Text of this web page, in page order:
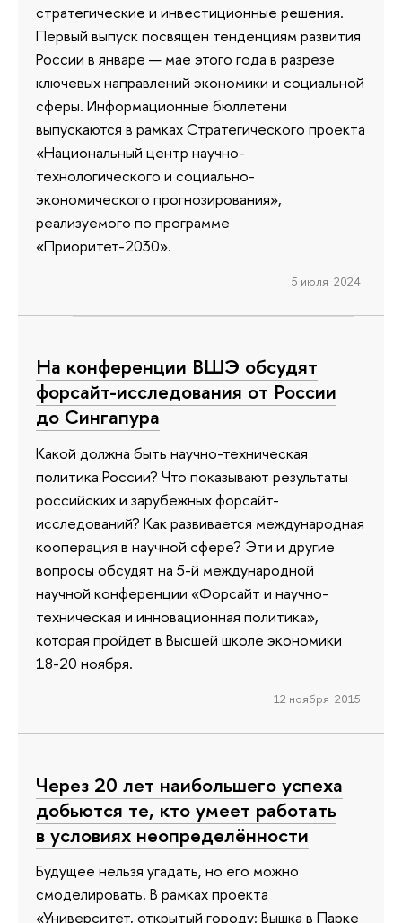
стратегические и инвестиционные решения.
Первый выпуск посвящен тенденциям развития
России в январе — мае этого года в разрезе
ключевых направлений экономики и социальной
сферы. Информационные бюллетени
выпускаются в рамках Стратегического проекта
«Национальный центр научно-
технологического и социально-
экономического прогнозирования»,
реализуемого по программе
«Приоритет-2030».
5 июля 2024
На конференции ВШЭ обсудят
форсайт-исследования от России
до Сингапура
Какой должна быть научно-техническая
политика России? Что показывают результаты
российских и зарубежных форсайт-
исследований? Как развивается международная
кооперация в научной сфере? Эти и другие
вопросы обсудят на 5-й международной
научной конференции «Форсайт и научно-
техническая и инновационная политика»,
которая пройдет в Высшей школе экономики
18-20 ноября.
12 ноября 2015
Через 20 лет наибольшего успеха
добьются те, кто умеет работать
в условиях неопределённости
Будущее нельзя угадать, но его можно
смоделировать. В рамках проекта
«Университет, открытый городу: Вышка в Парке